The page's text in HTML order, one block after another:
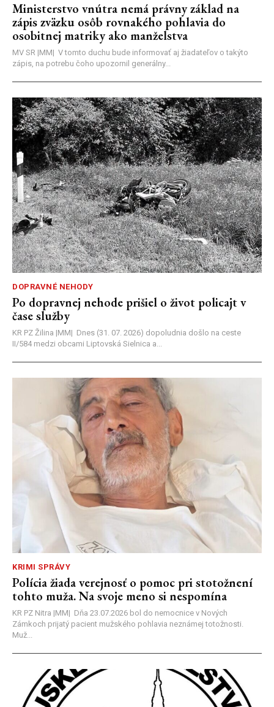
Ministerstvo vnútra nemá právny základ na
zápis zväzku osôb rovnakého pohlavia do
osobitnej matriky ako manželstva
MV SR |MM| V tomto duchu bude informovať aj žiadateľov o takýto
zápis, na potrebu čoho upozornil generálny...
DOPRAVNÉ NEHODY
Po dopravnej nehode prišiel o život policajt v
čase služby
KR PZ Žilina |MM| Dnes (31. 07. 2026) dopoludnia došlo na ceste
II/584 medzi obcami Liptovská Sielnica a...
KRIMI SPRÁVY
Polícia žiada verejnosť o pomoc pri stotožnení
tohto muža. Na svoje meno si nespomína
KR PZ Nitra |MM| Dňa 23.07.2026 bol do nemocnice v Nových
Zámkoch prijatý pacient mužského pohlavia neznámej totožnosti.
Muž...